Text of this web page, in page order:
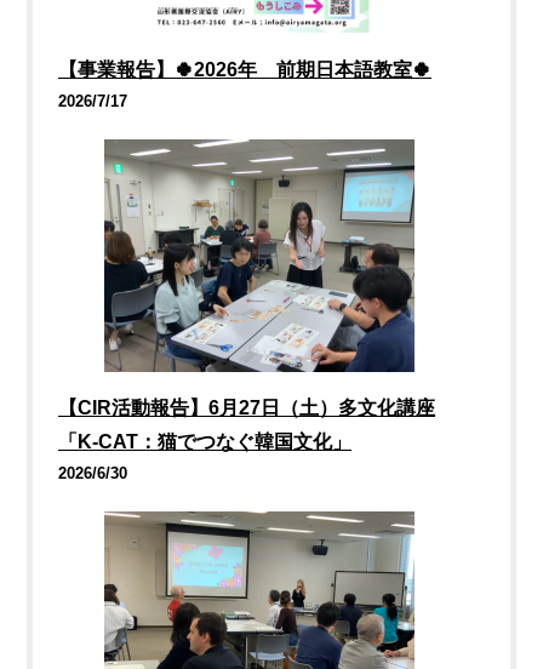
【事業報告】🍀2026年 前期日本語教室🍀
2026/7/17
【CIR活動報告】6月27日（土）多文化講座
「K-CAT：猫でつなぐ韓国文化」
2026/6/30